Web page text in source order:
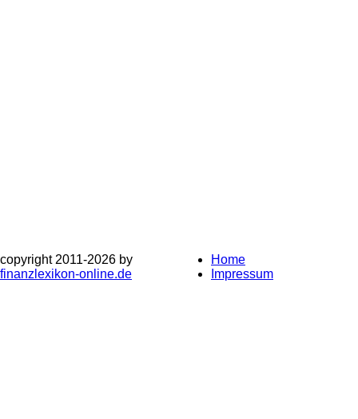
copyright 2011-2026 by
finanzlexikon-online.de
Home
Impressum